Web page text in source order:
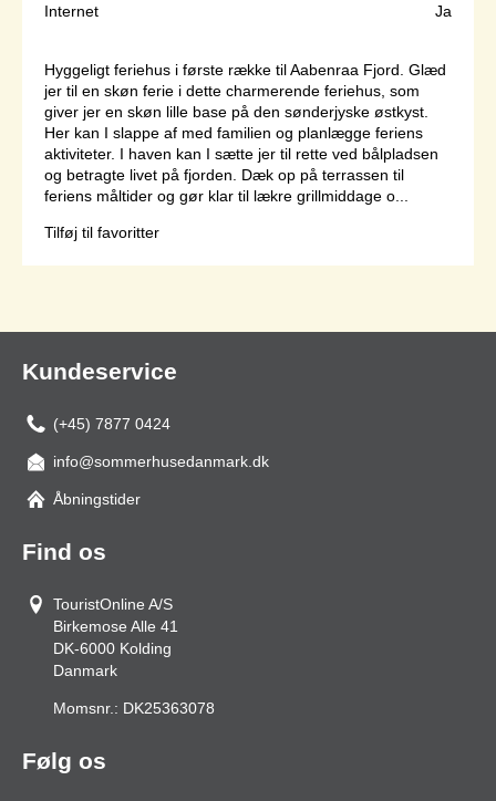
Internet
Ja
Hyggeligt feriehus i første række til Aabenraa Fjord. Glæd
jer til en skøn ferie i dette charmerende feriehus, som
giver jer en skøn lille base på den sønderjyske østkyst.
Her kan I slappe af med familien og planlægge feriens
aktiviteter. I haven kan I sætte jer til rette ved bålpladsen
og betragte livet på fjorden. Dæk op på terrassen til
feriens måltider og gør klar til lækre grillmiddage o...
Tilføj til favoritter
Kundeservice
(+45) 7877 0424
info@sommerhusedanmark.dk
Åbningstider
Find os
TouristOnline A/S
Birkemose Alle 41
DK-6000 Kolding
Danmark
Momsnr.: DK25363078
Følg os